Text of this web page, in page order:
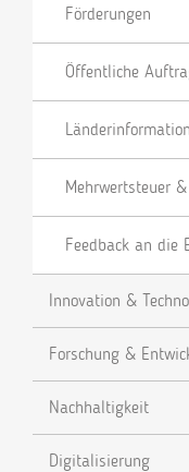
Förderungen
Öffentliche
Länderinformation
Mehrwertsteuer
Feedback an die
Innovation &
Forschung &
Nachhaltigkeit
Digitalisierung